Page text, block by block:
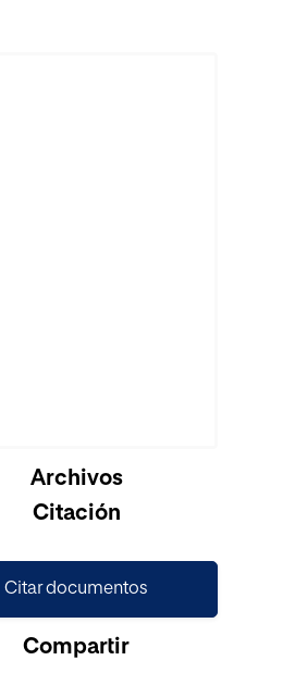
Archivos
Citación
Citar documentos
Compartir